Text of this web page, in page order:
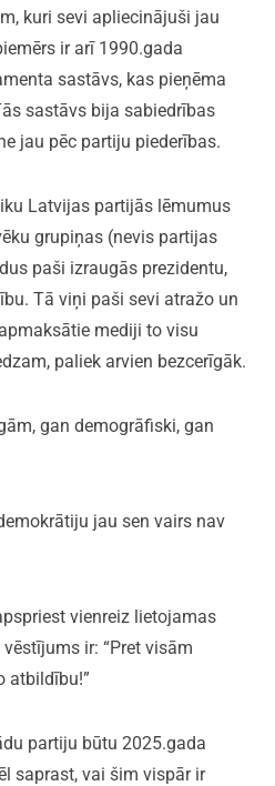
kuri sevi apliecinājuši jau
ir arī 1990.gada
sastāvs, kas pieņēma
sastāvs bija sabiedrības
jau pēc partiju piederības.
Latvijas partijās lēmumus
grupiņas (nevis partijas
paši izraugās prezidentu,
Tā viņi paši sevi atražo un
mediji to visu
paliek arvien bezcerīgāk.
gan demogrāfiski, gan
jau sen vairs nav
vienreiz lietojamas
ir: “Pret visām
atbildību!”
partiju būtu 2025.gada
saprast, vai šim vispār ir